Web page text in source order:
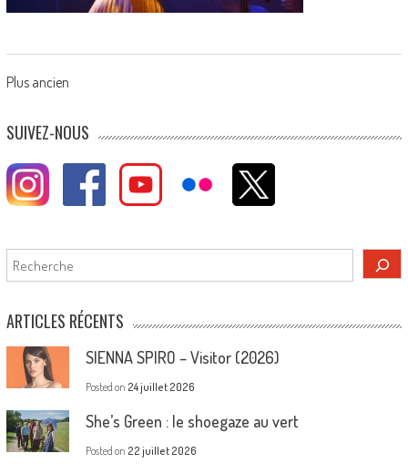
Posts
navigation
Plus ancien
SUIVEZ-NOUS
Rechercher
ARTICLES RÉCENTS
SIENNA SPIRO – Visitor (2026)
Posted on 24 juillet 2026
She’s Green : le shoegaze au vert
Posted on 22 juillet 2026